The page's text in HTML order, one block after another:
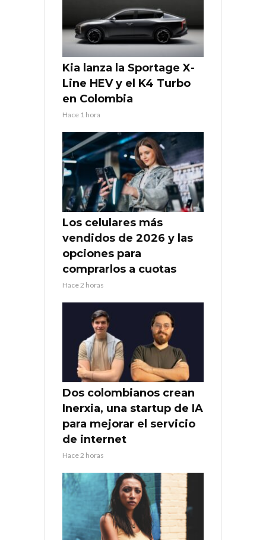
Kia lanza la Sportage X-
Line HEV y el K4 Turbo
en Colombia
Hace 1 hora
Los celulares más
vendidos de 2026 y las
opciones para
comprarlos a cuotas
Hace 2 horas
Dos colombianos crean
Inerxia, una startup de IA
para mejorar el servicio
de internet
Hace 2 horas